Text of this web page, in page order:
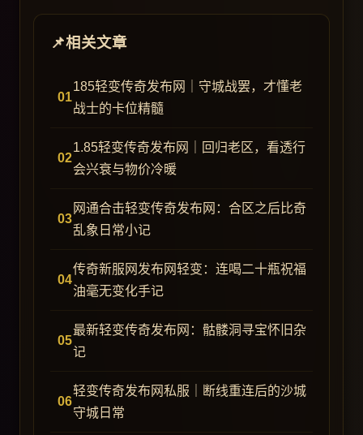
相关文章
185轻变传奇发布网｜守城战罢，才懂老
战士的卡位精髓
1.85轻变传奇发布网｜回归老区，看透行
会兴衰与物价冷暖
网通合击轻变传奇发布网：合区之后比奇
乱象日常小记
传奇新服网发布网轻变：连喝二十瓶祝福
油毫无变化手记
最新轻变传奇发布网：骷髅洞寻宝怀旧杂
记
轻变传奇发布网私服｜断线重连后的沙城
守城日常